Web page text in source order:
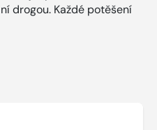
drogou. Každé potěšení